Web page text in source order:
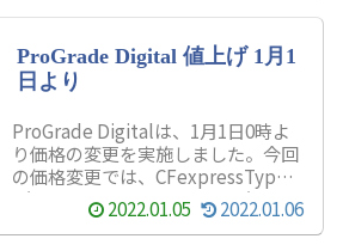
す。携帯と接続して、テザリング中
VPNに自動的に接続する機能も内
蔵されて、この機能でVPNを設定す
ると、海外でもAmazon Prime
Videoなどの日本地域限定コンテン
ツが見ることができるようになりま
す。
ProGrade Digital 値上げ 1月1
日より
ProGrade Digitalは、1月1日0時よ
り価格の変更を実施しました。今回
の価格変更では、CFexpressType
A/B、SDXCメモリーカード（UHS-
II）、microSDXCメモリーカード
（UHS-II）、シングルスロットリ
2022.01.05 2022.01.06